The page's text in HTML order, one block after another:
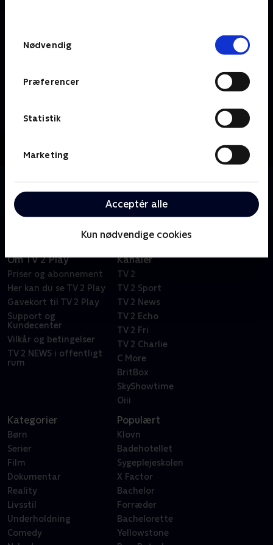
Nødvendig
Præferencer
Statistik
Marketing
Acceptér alle
Kun nødvendige cookies
Se indhold fra TV2 ØST.
Om TV 2 Play
Priser og abonnement
Her kan du se TV 2 Play
Gavekort til TV 2 Play
Support og
Kundecenter
Vilkår og betingelser
TV 2 NEWS i offentligt
rum
Kanaler
TV 2
TV 2 Sport
TV 2 News
TV 2 Echo
TV 2 Fri
TV 2 Charlie
C More
BritBox
SkyShowtime
Oiii
Kategorier
Børn
Serier
Film
Dokumentar
Reality
Livsstil
Underholdning
Comedy
Populært
Klovn
Badehotellet
Sygeplejeskolen
X Factor
Bachelor
Forræder
Bachelorette
Yellowstone